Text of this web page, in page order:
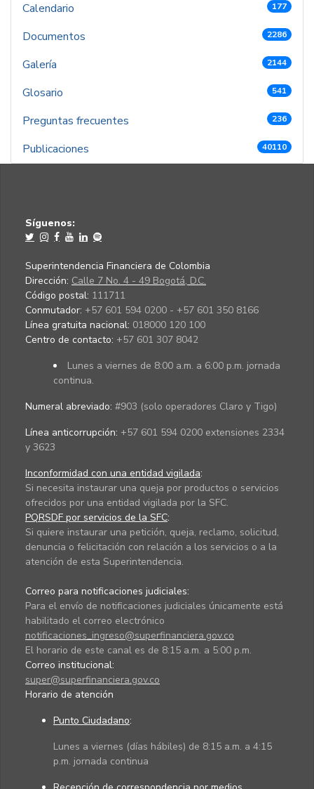
Calendario
177
Documentos 2286
Galería 2144
Glosario 541
Preguntas frecuentes 236
Publicaciones 40110
Síguenos:
Superintendencia Financiera de Colombia
Dirección: Calle 7 No. 4 - 49 Bogotá, D.C.
Código postal: 111711
Conmutador: +57 601 594 0200 - +57 601 350 8166
Línea gratuita nacional: 018000 120 100
Centro de contacto: +57 601 307 8042
Lunes a viernes de 8:00 a.m. a 6:00 p.m. jornada
continua.
Numeral abreviado: #903 (solo operadores Claro y Tigo)
Línea anticorrupción: +57 601 594 0200 extensiones 2334
y 3623
Inconformidad con una entidad vigilada:
Si necesita instaurar una queja por productos o servicios
ofrecidos por una entidad vigilada por la SFC.
PQRSDF por servicios de la SFC:
Si quiere instaurar una petición, queja, reclamo, solicitud,
denuncia o felicitación con relación a los servicios o a la
atención de esta Superintendencia.
Correo para notificaciones judiciales:
Para el envío de notificaciones judiciales únicamente está
habilitado el correo electrónico
notificaciones_ingreso@superfinanciera.gov.co
El horario de este canal es de 8:15 a.m. a 5:00 p.m.
Correo institucional:
super@superfinanciera.gov.co
Horario de atención
Punto Ciudadano:
Lunes a viernes (días hábiles) de 8:15 a.m. a 4:15
p.m. jornada continua